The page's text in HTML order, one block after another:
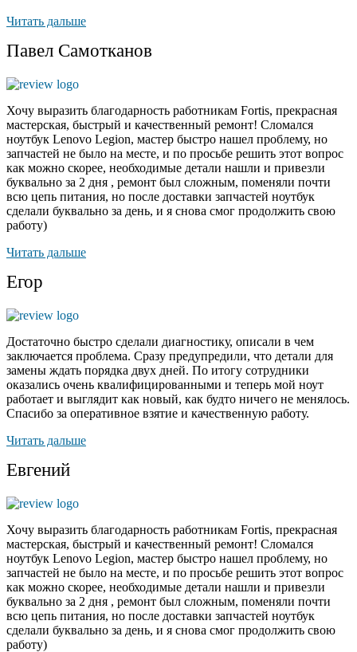
Читать дальше
Павел Самотканов
Хочу выразить благодарность работникам Fortis, прекрасная
мастерская, быстрый и качественный ремонт! Сломался
ноутбук Lenovo Legion, мастер быстро нашел проблему, но
запчастей не было на месте, и по просьбе решить этот вопрос
как можно скорее, необходимые детали нашли и привезли
буквально за 2 дня , ремонт был сложным, поменяли почти
всю цепь питания, но после доставки запчастей ноутбук
сделали буквально за день, и я снова смог продолжить свою
работу)
Читать дальше
Егор
Достаточно быстро сделали диагностику, описали в чем
заключается проблема. Сразу предупредили, что детали для
замены ждать порядка двух дней. По итогу сотрудники
оказались очень квалифицированными и теперь мой ноут
работает и выглядит как новый, как будто ничего не менялось.
Спасибо за оперативное взятие и качественную работу.
Читать дальше
Евгений
Хочу выразить благодарность работникам Fortis, прекрасная
мастерская, быстрый и качественный ремонт! Сломался
ноутбук Lenovo Legion, мастер быстро нашел проблему, но
запчастей не было на месте, и по просьбе решить этот вопрос
как можно скорее, необходимые детали нашли и привезли
буквально за 2 дня , ремонт был сложным, поменяли почти
всю цепь питания, но после доставки запчастей ноутбук
сделали буквально за день, и я снова смог продолжить свою
работу)